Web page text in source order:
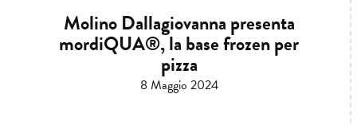
Molino Dallagiovanna presenta
mordiQUA®, la base frozen per
pizza
8 Maggio 2024